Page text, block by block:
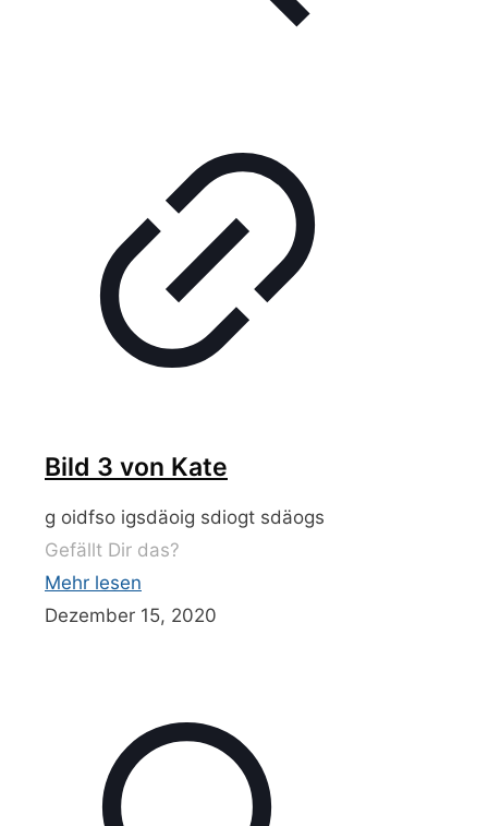
Bild 3 von Kate
g oidfso igsdäoig sdiogt sdäogs
Gefällt Dir das?
Mehr lesen
Dezember 15, 2020